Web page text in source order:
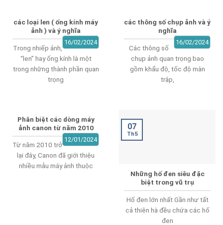
các loại len ( ống kính máy
ảnh ) và ý nghĩa
16/02/2024
Trong nhiếp ảnh,
“len” hay ống kính là một
trong những thành phần quan
trọng
các thông số chụp ảnh và ý
nghĩa
16/02/2024
Các thông số
chụp ảnh quan trọng bao
gồm khẩu độ, tốc độ màn
trập,
Phân biệt các dòng máy
ảnh canon từ năm 2010
12/01/2024
Từ năm 2010 trở
lại đây, Canon đã giới thiệu
nhiều mẫu máy ảnh thuộc
Những hố đen siêu đặc
biệt trong vũ trụ
Hố đen lớn nhất Gần như tất
cả thiên hà đều chứa các hố
đen
07
Th5